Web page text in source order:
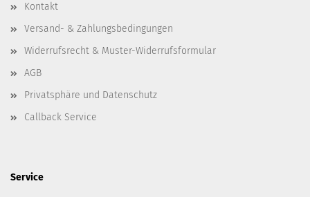
Kontakt
Versand- & Zahlungsbedingungen
Widerrufsrecht & Muster-Widerrufsformular
AGB
Privatsphäre und Datenschutz
Callback Service
Service